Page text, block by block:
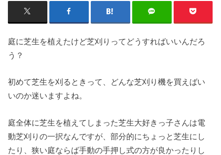
庭に芝生を植えたけど芝刈りってどうすればいいんだろ
う？
初めて芝生を刈るときって、どんな芝刈り機を買えばい
いのか迷いますよね。
庭全体に芝生を植えてしまった芝生大好きっ子さんは電
動芝刈りの一択なんですが、部分的にちょっと芝生にし
たり、狭い庭ならば手動の手押し式の方が良かったりし